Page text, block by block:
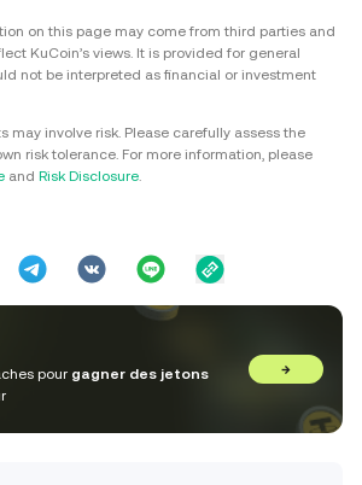
on this page may come from third parties and
KuCoin’s views. It is provided for general
not be interpreted as financial or investment
may involve risk. Please carefully assess the
risk tolerance. For more information, please
and Risk Disclosure.
pour gagner des jetons
→